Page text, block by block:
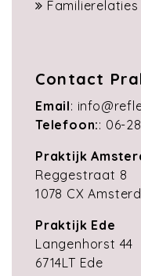
Familierelaties
Contact
Email:
Telefoon:: 06-
Praktijk
Reggestraat 8
1078 CX
Praktijk Ede
Langenhorst 44
6714LT Ede